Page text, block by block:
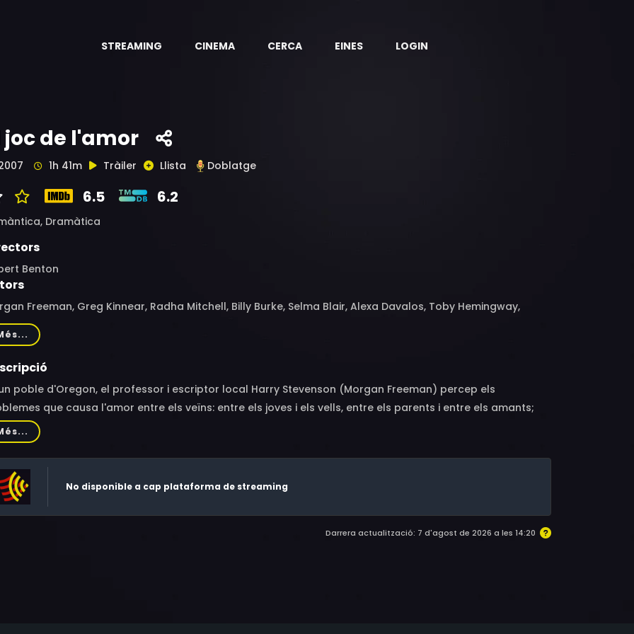
STREAMING CINEMA CERCA EINES LOGIN
joc de l'amor
1h 41m Tràiler Llista Doblatge
6.5 6.2
Dramàtica
Benton
Freeman, Greg Kinnear, Radha Mitchell, Billy Burke, Selma Blair, Alexa Davalos, Toby Hemingway,
Katic, Erika Marozsán, Jane Alexander, Fred Ward, Margo Martindale, Missi Pyle, Shannon Lucio, Alex
David Scott Rubin
poble d'Oregon, el professor i escriptor local Harry Stevenson (Morgan Freeman) percep els
que causa l'amor entre els veïns: entre els joves i els vells, entre els parents i entre els amants;
i tot entre els animals. Harry contempla esglaiat com l'amor distorsiona la percepció de l'altre, com lliga
com inspira, com exigeix ​​sense raó i, en definitiva, com modela la vida de tothom, inclosa la seva.
No disponible a cap plataforma de streaming
Darrera actualització: 7 d'agost de 2026 a les 14:20